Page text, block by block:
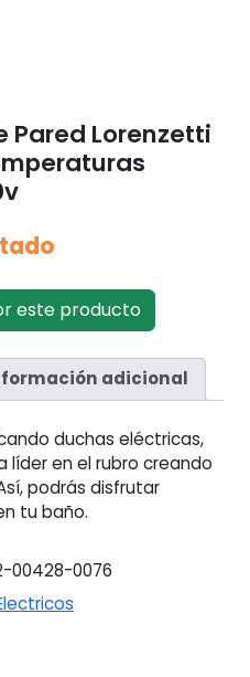
Pared Lorenzetti
este producto
adicional
duchas eléctricas,
líder en el rubro creando
podrás disfrutar
tu baño.
00428-0076